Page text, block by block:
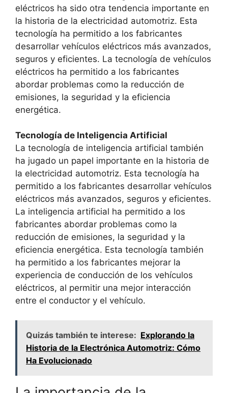
eléctricos ha sido otra tendencia importante en
la historia de la electricidad automotriz. Esta
tecnología ha permitido a los fabricantes
desarrollar vehículos eléctricos más avanzados,
seguros y eficientes. La tecnología de vehículos
eléctricos ha permitido a los fabricantes
abordar problemas como la reducción de
emisiones, la seguridad y la eficiencia
energética.
Tecnología de Inteligencia Artificial
La tecnología de inteligencia artificial también
ha jugado un papel importante en la historia de
la electricidad automotriz. Esta tecnología ha
permitido a los fabricantes desarrollar vehículos
eléctricos más avanzados, seguros y eficientes.
La inteligencia artificial ha permitido a los
fabricantes abordar problemas como la
reducción de emisiones, la seguridad y la
eficiencia energética. Esta tecnología también
ha permitido a los fabricantes mejorar la
experiencia de conducción de los vehículos
eléctricos, al permitir una mejor interacción
entre el conductor y el vehículo.
Quizás también te interese: Explorando la
Historia de la Electrónica Automotriz: Cómo
Ha Evolucionado